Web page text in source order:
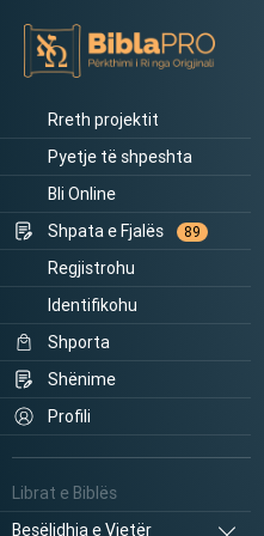
Rreth projektit
Pyetje të shpeshta
Bli Online
Shpata e Fjalës
89
Regjistrohu
Identifikohu
Shporta
Shënime
Profili
Librat e Biblës
Besëlidhja e Vjetër